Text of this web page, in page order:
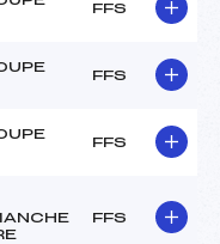
FFS
FFS
FFS
FFS